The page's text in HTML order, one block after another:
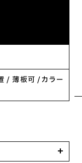
/ 薄板可 /カラー
+